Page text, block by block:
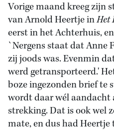
Vorige maand kreeg zijn
van Arnold Heertje inHet
eerst in het Achterhuis,
`Nergens staat dat Anne
zij joods was. Evenmin
werd getransporteerd.'
boze ingezonden brief te
wordt daar wél aandacht
strekking. Dat is ook wel
mate, en dus had Heertje